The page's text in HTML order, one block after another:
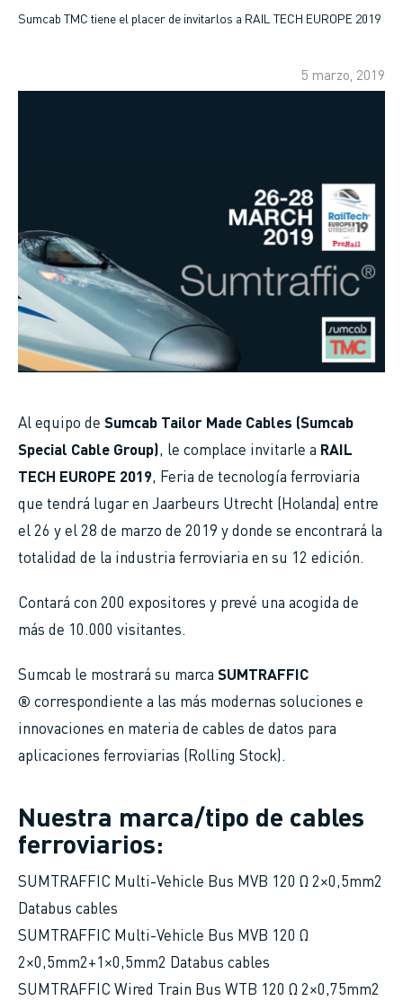
enlaces
navegación
Sumcab TMC tiene el placer de invitarlos a RAIL TECH EUROPE 2019
5 marzo, 2019
Al equipo de Sumcab Tailor Made Cables (Sumcab
Special Cable Group), le complace invitarle a RAIL
TECH EUROPE 2019, Feria de tecnología ferroviaria
que tendrá lugar en Jaarbeurs Utrecht (Holanda) entre
el 26 y el 28 de marzo de 2019 y donde se encontrará la
totalidad de la industria ferroviaria en su 12 edición.
Contará con 200 expositores y prevé una acogida de
más de 10.000 visitantes.
Sumcab le mostrará su marca SUMTRAFFIC
® correspondiente a las más modernas soluciones e
innovaciones en materia de cables de datos para
aplicaciones ferroviarias (Rolling Stock).
Nuestra marca/tipo de cables
ferroviarios:
SUMTRAFFIC Multi-Vehicle Bus MVB 120 Ω 2×0,5mm2
Databus cables
SUMTRAFFIC Multi-Vehicle Bus MVB 120 Ω
2×0,5mm2+1×0,5mm2 Databus cables
SUMTRAFFIC Wired Train Bus WTB 120 Ω 2×0,75mm2